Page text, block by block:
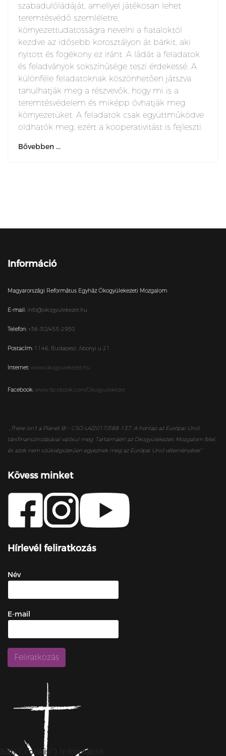
szabadulóládáját, amellyel játékosan lehet
teremtésvédő szemléletre,
környezettudatosságra nevelni a fiataloktól
kezdve az idősebb korosztályon át bárkit, aki
nyitott és fogékony ez iránt. A ládát a feladatok
és feladványok sokszínűsége teszi érdekessé. A
különféle feladatoknak köszönhetően játszva
tanulhatják meg a részvevők, hogy mi is a
teremtésvédelem és miképp óvhatják meg
környezetüket. A feladatok csak együttműködve
oldhatók meg, ezért a kooperativitást is fejleszti.
Bővebben ...
Információ
Magyarországi Református Egyház Ökogyülekezeti Mozgalom
E-mail: info@okogyulekezet.hu
Telefon: +36-30/453-2950
Postacím: 1146, Budapest, Abonyi u 21.
Internet: www.okogyulekezet.hu
Facebook: www.facebook.com/Okogyulekezet
„ There isn’t a Planet B! - CSO-LA/2017/388-137. A honlap az Európai Unió
társfinanszírozásával valósul meg. Tartalmáért az Ökogyülekezeti Mozgalom felel,
és azok nem szükségszerűen egyeznek meg az Európai Unió véleményével.”
Kövess minket
Hírlevél feliratkozás
Név
E-mail
Süti („cookie”) Információ